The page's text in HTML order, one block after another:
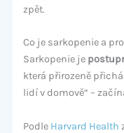
zpět.
Co je sarkopenie a
Sarkopenie je
která přirozeně
lidí v domově“ –
Podle Harvard Health